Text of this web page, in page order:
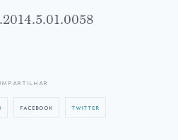
facebook twitter